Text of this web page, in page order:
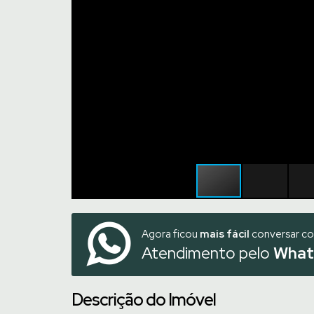
Agora ficou mais fácil conversar
Atendimento pelo
Descrição do Imóvel